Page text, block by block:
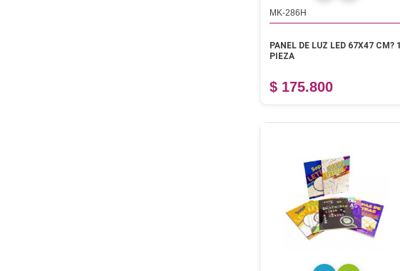
MK-286H
PANEL DE LUZ LED 67X47 CM? 1
PIEZA
$ 175.800